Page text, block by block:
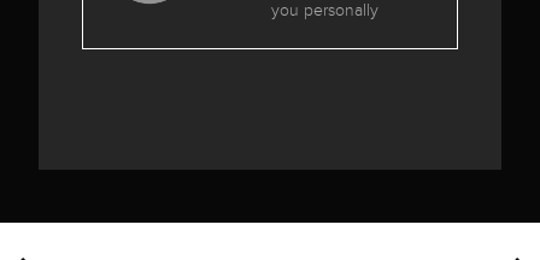
you personally